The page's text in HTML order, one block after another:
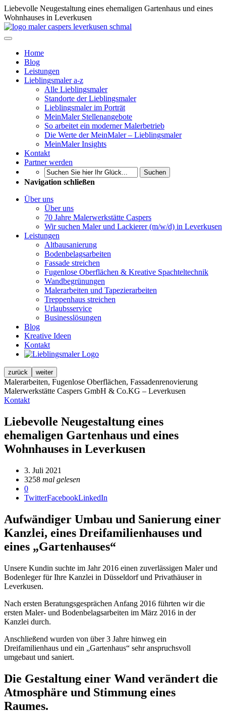
Liebevolle Neugestaltung eines ehemaligen Gartenhaus und eines
Wohnhauses in Leverkusen
Home
Blog
Leistungen
Lieblingsmaler a-z
Alle Lieblingsmaler
Standorte der Lieblingsmaler
Lieblingsmaler im Porträt
MeinMaler Stellenangebote
So arbeitet ein moderner Malerbetrieb
Die Werte der MeinMaler – Lieblingsmaler
MeinMaler Insights
Kontakt
Partner werden
Suchen
Navigation schließen
Über uns
Über uns
70 Jahre Malerwerkstätte Caspers
Wir suchen Maler und Lackierer (m/w/d) in Leverkusen
Leistungen
Altbausanierung
Bodenbelagsarbeiten
Fassade streichen
Fugenlose Oberflächen & Kreative Spachteltechnik
Wandbegrünungen
Malerarbeiten und Tapezierarbeiten
Treppenhaus streichen
Urlaubsservice
Businesslösungen
Blog
Kreative Ideen
Kontakt
zurück weiter
Malerarbeiten, Fugenlose Oberflächen, Fassadenrenovierung
Malerwerkstätte Caspers GmbH & Co.KG – Leverkusen
Kontakt
Liebevolle Neugestaltung eines
ehemaligen Gartenhaus und eines
Wohnhauses in Leverkusen
3. Juli 2021
3258 mal gelesen
0
TwitterFacebookLinkedIn
Aufwändiger Umbau und Sanierung einer
Kanzlei, eines Dreifamilienhauses und
eines „Gartenhauses“
Unsere Kundin suchte im Jahr 2016 einen zuverlässigen Maler und
Bodenleger für Ihre Kanzlei in Düsseldorf und Privathäuser in
Leverkusen.
Nach ersten Beratungsgesprächen Anfang 2016 führten wir die
ersten Maler- und Bodenbelagsarbeiten im März 2016 in der
Kanzlei durch.
Anschließend wurden von über 3 Jahre hinweg ein
Dreifamilienhaus und ein „Gartenhaus“ sehr anspruchsvoll
umgebaut und saniert.
Die Gestaltung einer Wand verändert die
Atmosphäre und Stimmung eines
Raumes.